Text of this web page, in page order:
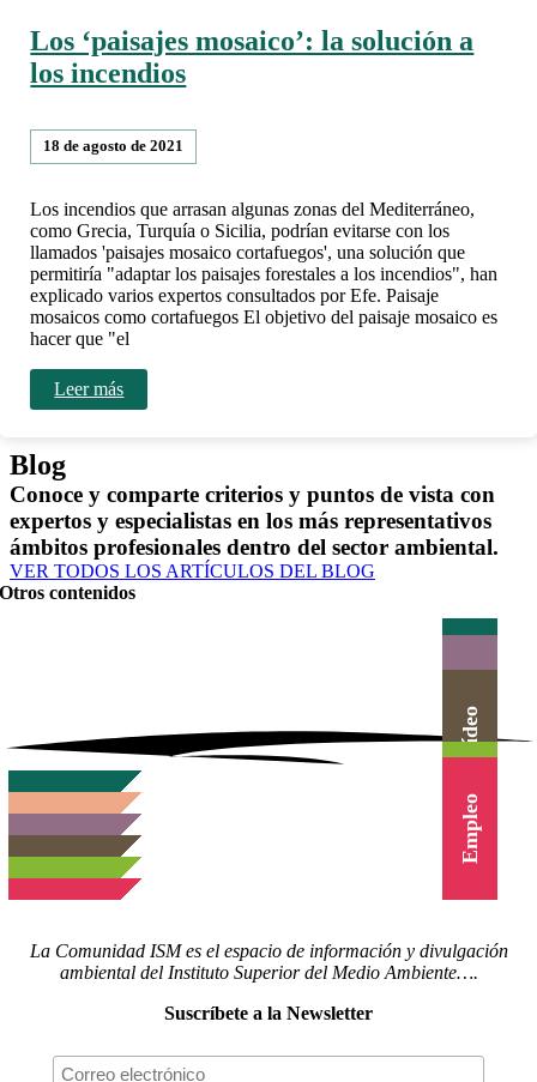
Los ‘paisajes mosaico’: la solución a
los incendios
18 de agosto de 2021
Los incendios que arrasan algunas zonas del Mediterráneo,
como Grecia, Turquía o Sicilia, podrían evitarse con los
llamados 'paisajes mosaico cortafuegos', una solución que
permitiría "adaptar los paisajes forestales a los incendios", han
explicado varios expertos consultados por Efe. Paisaje
mosaicos como cortafuegos El objetivo del paisaje mosaico es
hacer que "el
Leer más
Blog
Conoce y comparte criterios y puntos de vista con
expertos y especialistas en los más representativos
ámbitos profesionales dentro del sector ambiental.
VER TODOS LOS ARTÍCULOS DEL BLOG
Otros contenidos
Actualidad
Agenda
Herramientas
Canal Vídeo
Cursos
Empleo
La Comunidad ISM es el espacio de información y divulgación
ambiental del Instituto Superior del Medio Ambiente….
Suscríbete a la Newsletter